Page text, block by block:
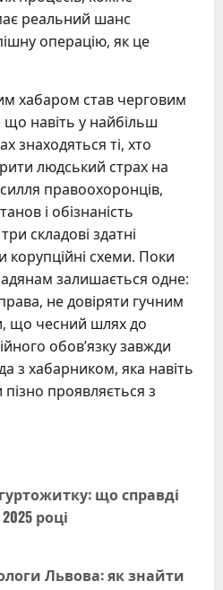
реальний шанс
операцію, як це
хабаром став черговим
навіть у найбільш
знаходяться ті, хто
людський страх на
правоохоронців,
і обізнаність
складові здатні
корупційні схеми. Поки
залишається одне:
не довіряти гучним
що чесний шлях до
обов’язку завжди
з хабарником, яка навіть
пізно проявляється з
що справді
році
Львова: як знайти